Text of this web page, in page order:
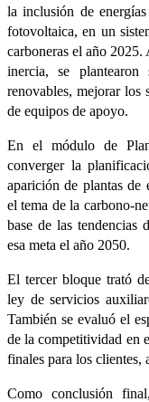
la inclusión de
fotovoltaica, en un
carboneras el año
inercia, se
renovables, mejorar los
de equipos de apoyo.
En el módulo de
converger la
aparición de plantas de
el tema de la carbono-
base de las tendencias
esa meta el año 2050.
El tercer bloque trató
ley de servicios
También se evaluó el
de la competitividad en
finales para los clientes,
Como conclusión